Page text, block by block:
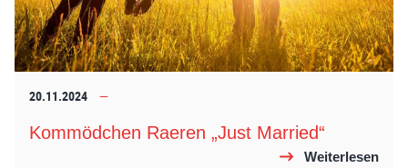
20.11.2024
Kommödchen Raeren „Just Married“
Weiterlesen